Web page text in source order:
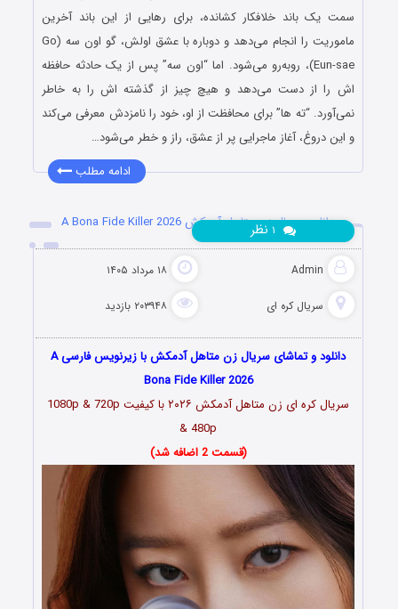
سمت یک باند خلافکار کشانده، برای رهایی از این باند آخرین
ماموریت را انجام می‌دهد و دوباره با عشق اولش، گو اون‌ سه (Go
Eun-sae)، روبه‌رو می‌شود. اما “اون‌ سه” پس از یک حادثه حافظه‌
اش را از دست می‌دهد و هیچ‌ چیز از گذشته‌ اش را به خاطر
نمی‌آورد. “ته ها” برای محافظت از او، خود را نامزدش معرفی می‌کند
و این دروغ، آغاز ماجرایی پر از عشق، راز و خطر می‌شود…
ادامه مطلب
دانلود سریال زن متاهل آدمکش A Bona Fide Killer 2026
Admin ۱۸ مرداد ۱۴۰۵
سریال کره ای ۲۰۳۹۴۸ بازدید
نظر
دانلود و تماشای سریال زن متاهل آدمکش با زیرنویس فارسی A
Bona Fide Killer 2026
سریال کره ای زن متاهل آدمکش ۲۰۲۶
با کیفیت 1080p & 720p
& 480p
(قسمت 2 اضافه شد)